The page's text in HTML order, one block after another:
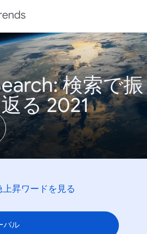
検索で振
る 2021
上昇ワードを見る
バル